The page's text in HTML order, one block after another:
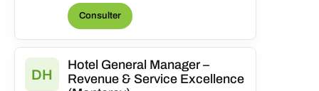
timeposted on: Posted Todayjob
req...Consulter
DH
Hotel General Manager –
Revenue & Service Excellence